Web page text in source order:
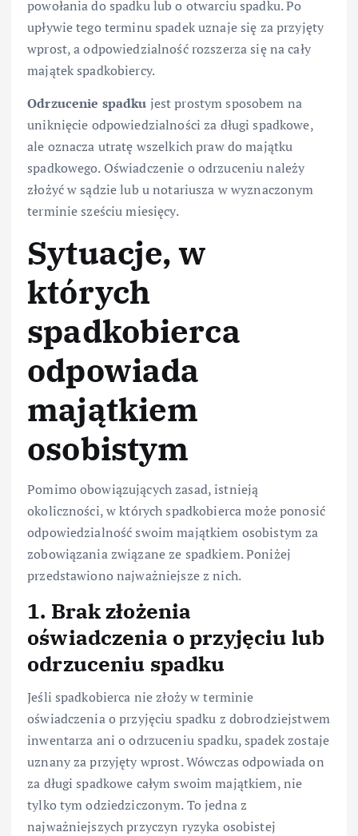
powołania do spadku lub o otwarciu spadku. Po
upływie tego terminu spadek uznaje się za przyjęty
wprost, a odpowiedzialność rozszerza się na cały
majątek spadkobiercy.
Odrzucenie spadku jest prostym sposobem na
uniknięcie odpowiedzialności za długi spadkowe,
ale oznacza utratę wszelkich praw do majątku
spadkowego. Oświadczenie o odrzuceniu należy
złożyć w sądzie lub u notariusza w wyznaczonym
terminie sześciu miesięcy.
Sytuacje, w
których
spadkobierca
odpowiada
majątkiem
osobistym
Pomimo obowiązujących zasad, istnieją
okoliczności, w których spadkobierca może ponosić
odpowiedzialność swoim majątkiem osobistym za
zobowiązania związane ze spadkiem. Poniżej
przedstawiono najważniejsze z nich.
1. Brak złożenia
oświadczenia o przyjęciu lub
odrzuceniu spadku
Jeśli spadkobierca nie złoży w terminie
oświadczenia o przyjęciu spadku z dobrodziejstwem
inwentarza ani o odrzuceniu spadku, spadek zostaje
uznany za przyjęty wprost. Wówczas odpowiada on
za długi spadkowe całym swoim majątkiem, nie
tylko tym odziedziczonym. To jedna z
najważniejszych przyczyn ryzyka osobistej